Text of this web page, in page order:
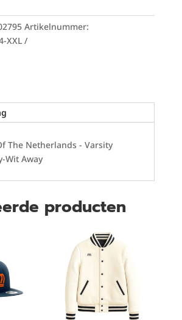
Artikelnummer:
XXL
The Netherlands - Varsity
Wit Away
producten